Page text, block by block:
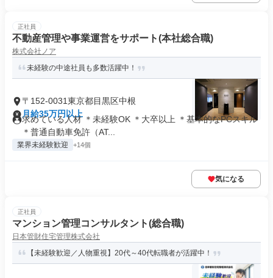
正社員
不動産管理や事業運営をサポート(本社総合職)
株式会社ノア
未経験の中途社員も多数活躍中！
〒152-0031東京都目黒区中根
月給35万円以上
求めている人材 ＊未経験OK ＊大卒以上 ＊基本的なPCスキル
＊普通自動車免許（AT...
業界未経験歓迎 +14個
気になる
正社員
マンション管理コンサルタント(総合職)
日本管財住宅管理株式会社
【未経験歓迎／人物重視】20代～40代転職者が活躍中！